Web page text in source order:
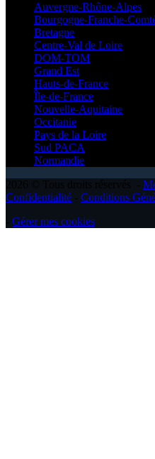
Auvergne-Rhône-Alpes
Bourgogne-Franche-
Bretagne
Centre-Val de Loire
DOM-TOM
Grand Est
Hauts-de-France
Île-de-France
Nouvelle-Aquitaine
Occitanie
Pays de la Loire
Sud PACA
Normandie
Confidentialité
Conditions
Gérer mes cookies